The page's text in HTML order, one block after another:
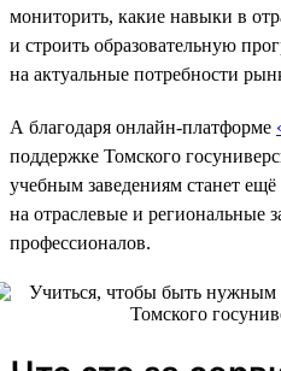
мониторить, какие навыки в
и строить образовательную
на актуальные потребности
А благодаря онлайн-платформе
поддержке Томского
учебным заведениям станет
на отраслевые и региональные
профессионалов.